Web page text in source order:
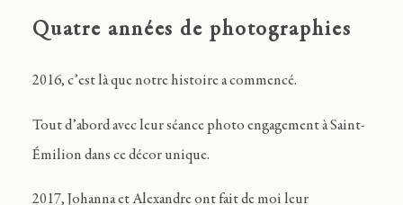
Quatre années de photographies
2016, c’est là que notre histoire a commencé.
Tout d’abord avec leur séance photo engagement à Saint-
Émilion dans ce décor unique.
2017, Johanna et Alexandre ont fait de moi leur